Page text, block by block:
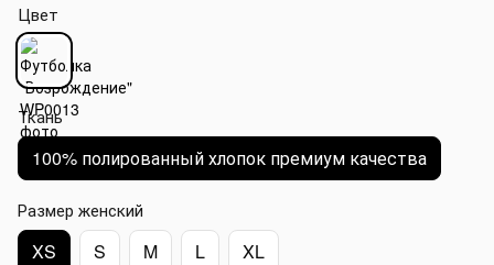
Цвет
Ткань
100% полированный хлопок премиум качества
Размер женский
XS S M L XL